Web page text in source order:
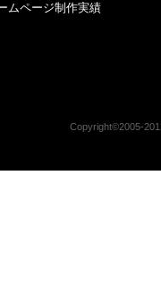
ムページ制作実績
Copyright©2005-